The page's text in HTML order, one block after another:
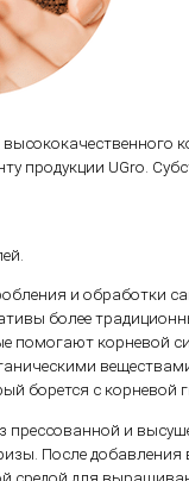
продукции UGro.
и обработки
более
помогают корневой
борется с корневой
прессованной и
После
средой для